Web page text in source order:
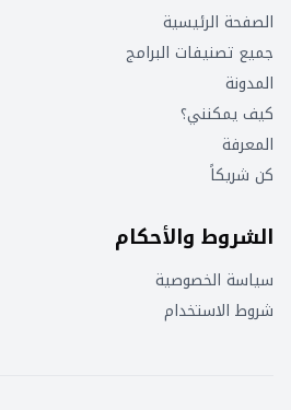
الصفحة الرئيسية
جميع تصنيفات البرامج
المدونة
كيف يمكنني؟
المعرفة
كن شريكاً
الشروط والأحكام
سياسة الخصوصية
شروط الاستخدام